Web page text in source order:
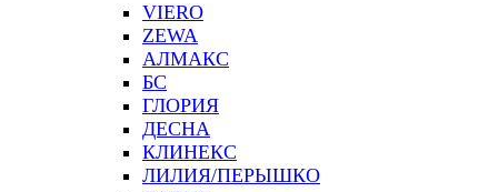
VIERO
ZEWA
АЛМАКС
БС
ГЛОРИЯ
ДЕСНА
КЛИНЕКС
ЛИЛИЯ/ПЕРЫШКО